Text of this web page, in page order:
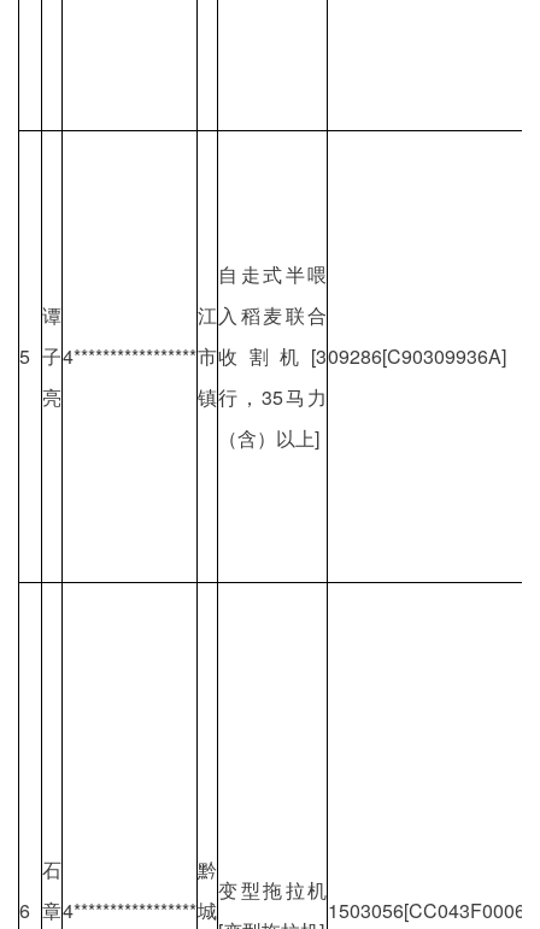
5
谭
子
亮
4*****************
江
市
镇
自走式半喂
入稻麦联合
收割机[3
行，35马力
（含）以上]
09286[C90309936A]
6
石
章4*****************
黔
城
变型拖拉机
1503056[CC043F00062]